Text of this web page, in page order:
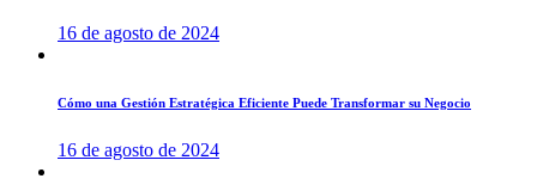
16 de agosto de 2024
Cómo una Gestión Estratégica Eficiente Puede Transformar su Negocio
16 de agosto de 2024